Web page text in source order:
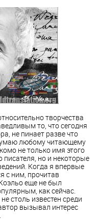
творчества
то, что сегодня
не пинает разве что
любому читающему
не только имя этого
писателя, но и некоторые
Когда я впервые
с ним, прочитав
еще не был
как сейчас.
столь известен среди
вызывал интерес